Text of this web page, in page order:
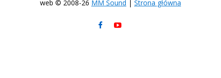
web © 2008-26 MM Sound | Strona główna